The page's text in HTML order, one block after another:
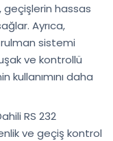
geçişlerin hassas
Ayrıca,
rulman sistemi
ve kontrollü
kullanımını daha
RS 232
ve geçiş kontrol